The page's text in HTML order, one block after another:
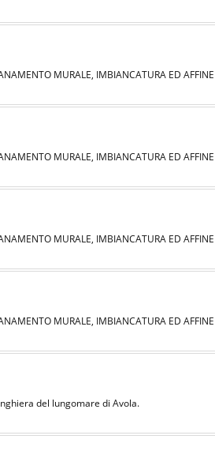
MURALE, IMBIANCATURA ED
MURALE, IMBIANCATURA ED
MURALE, IMBIANCATURA ED
MURALE, IMBIANCATURA ED
del lungomare di Avola.